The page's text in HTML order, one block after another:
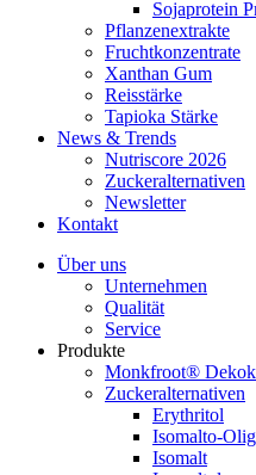
Sojaprotein
Pflanzenextrakte
Fruchtkonzentrate
Xanthan Gum
Reisstärke
Tapioka Stärke
News & Trends
Nutriscore 2026
Zuckeralternativen
Newsletter
Kontakt
Über uns
Unternehmen
Qualität
Service
Produkte
Monkfroot®
Zuckeralternativen
Erythritol
Isomalto-
Isomalt